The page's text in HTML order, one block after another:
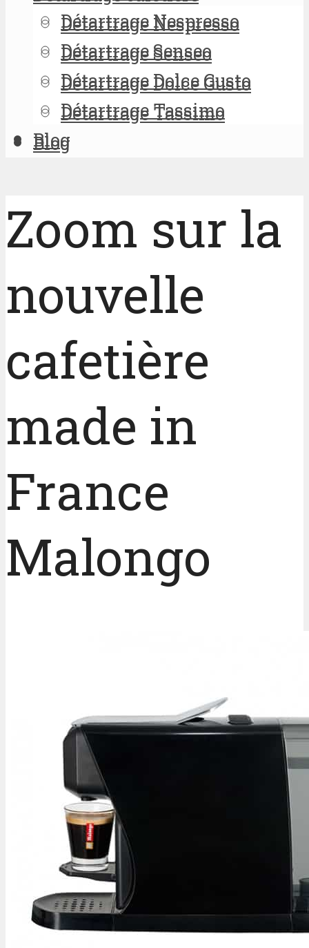
Détartrage Nespresso
Détartrage Senseo
Détartrage Dolce Gusto
Détartrage Tassimo
Blog
Détartrage Nespresso
Détartrage Senseo
Détartrage Dolce Gusto
Détartrage Tassimo
Blog
Zoom sur la
nouvelle
cafetière
made in
France
Malongo